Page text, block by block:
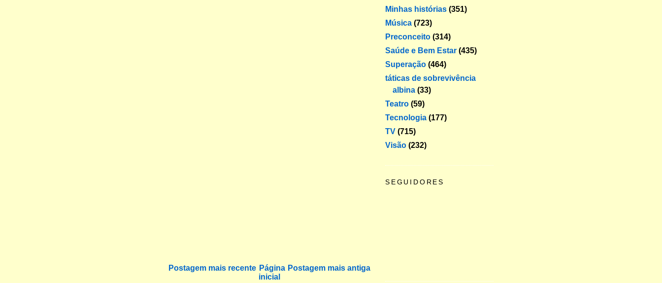
Postagem mais recente Postagem mais antiga
Página
inicial
Minhas histórias (351)
Música (723)
Preconceito (314)
Saúde e Bem Estar (435)
Superação (464)
táticas de sobrevivência
albina (33)
Teatro (59)
Tecnologia (177)
TV (715)
Visão (232)
SEGUIDORES